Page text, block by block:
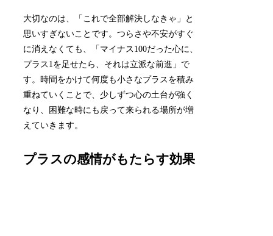
大切なのは、「これで全部解決しなきゃ」と
思いすぎないことです。つらさや不安がすぐ
に消えなくても、「マイナス100だった心に、
プラス1を足せたら、それは立派な前進」で
す。時間をかけて何度も小さなプラスを積み
重ねていくことで、少しずつ心の土台が強く
なり、困難な時にも戻って来られる場所が増
えていきます。
プラスの感情がもたらす効果